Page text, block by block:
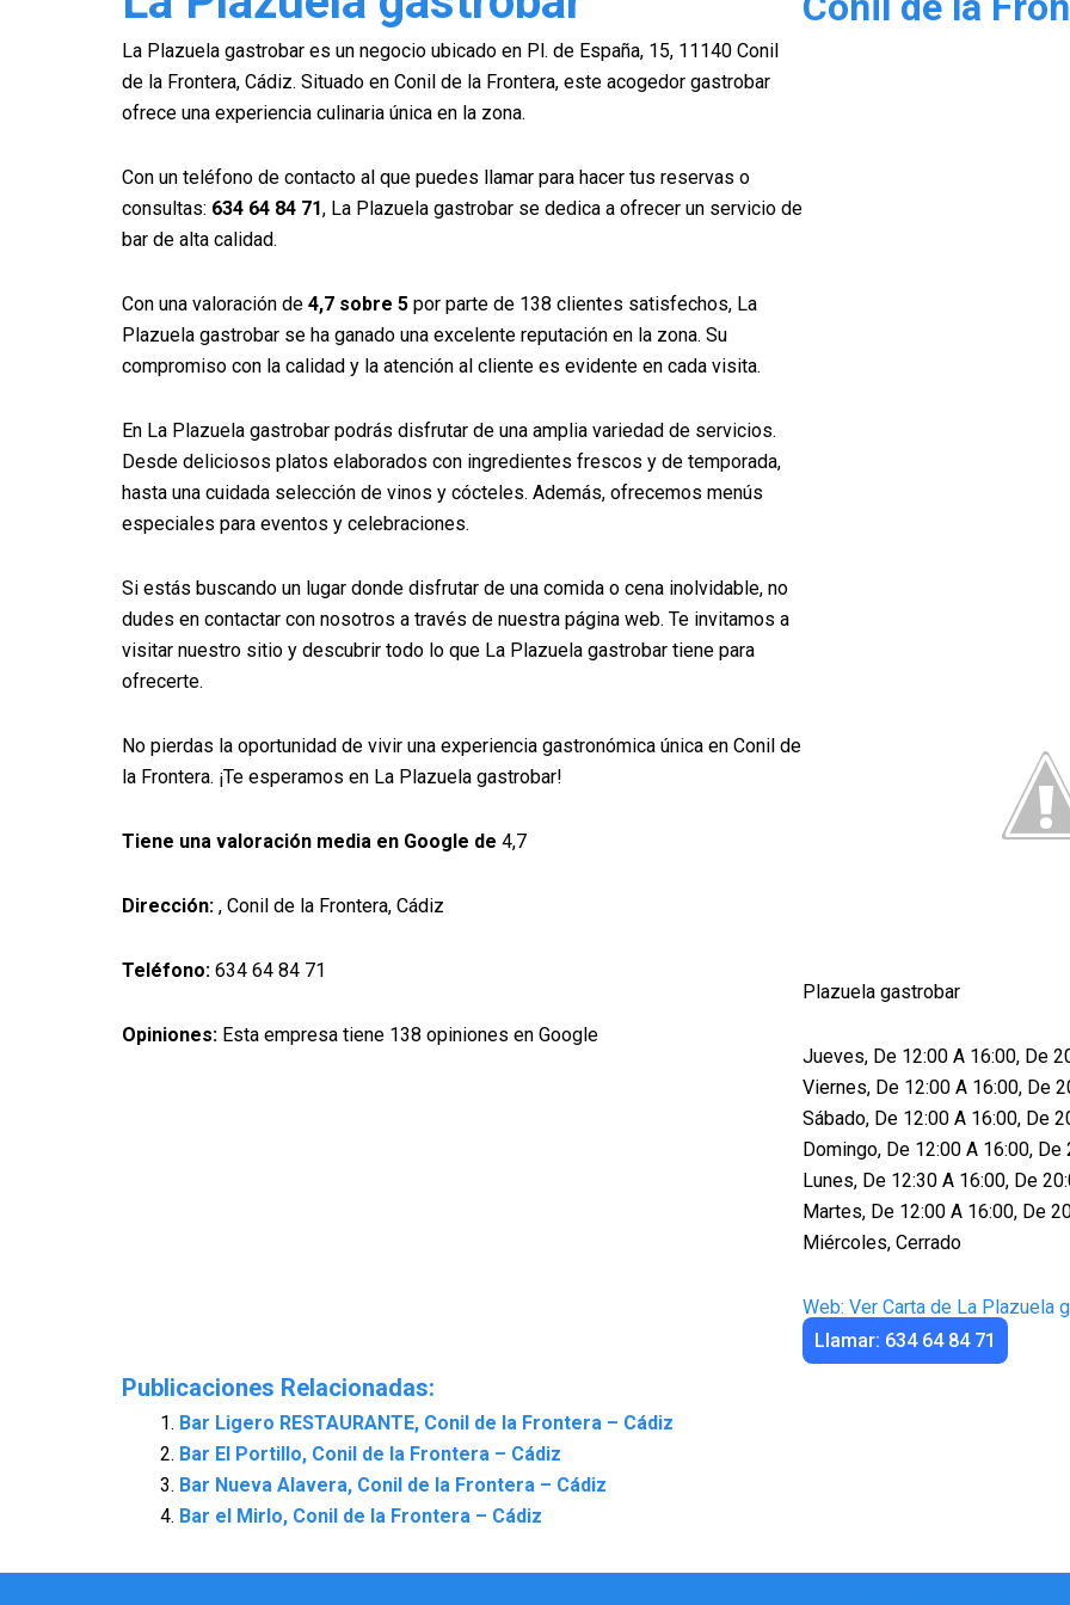
La Plazuela gastrobar es un negocio ubicado en Pl. de España, 15, 11140 Conil
de la Frontera, Cádiz. Situado en Conil de la Frontera, este acogedor gastrobar
ofrece una experiencia culinaria única en la zona.
Con un teléfono de contacto al que puedes llamar para hacer tus reservas o
consultas: 634 64 84 71, La Plazuela gastrobar se dedica a ofrecer un servicio de
bar de alta calidad.
Con una valoración de 4,7 sobre 5 por parte de 138 clientes satisfechos, La
Plazuela gastrobar se ha ganado una excelente reputación en la zona. Su
compromiso con la calidad y la atención al cliente es evidente en cada visita.
En La Plazuela gastrobar podrás disfrutar de una amplia variedad de servicios.
Desde deliciosos platos elaborados con ingredientes frescos y de temporada,
hasta una cuidada selección de vinos y cócteles. Además, ofrecemos menús
especiales para eventos y celebraciones.
Si estás buscando un lugar donde disfrutar de una comida o cena inolvidable, no
dudes en contactar con nosotros a través de nuestra página web. Te invitamos a
visitar nuestro sitio y descubrir todo lo que La Plazuela gastrobar tiene para
ofrecerte.
No pierdas la oportunidad de vivir una experiencia gastronómica única en Conil de
la Frontera. ¡Te esperamos en La Plazuela gastrobar!
Tiene una valoración media en Google de 4,7
Dirección: , Conil de la Frontera, Cádiz
Teléfono: 634 64 84 71
Opiniones: Esta empresa tiene 138 opiniones en Google
Plazuela gastrobar
Jueves, De 12:00 A 16:00, De
Viernes, De 12:00 A 16:00, De
Sábado, De 12:00 A 16:00, De
Domingo, De 12:00 A 16:00, De
Lunes, De 12:30 A 16:00, De
Martes, De 12:00 A 16:00, De
Miércoles, Cerrado
Web: Ver Carta de La Plazuela
Llamar: 634 64 84 71
Publicaciones Relacionadas:
Bar Ligero RESTAURANTE, Conil de la Frontera – Cádiz
Bar El Portillo, Conil de la Frontera – Cádiz
Bar Nueva Alavera, Conil de la Frontera – Cádiz
Bar el Mirlo, Conil de la Frontera – Cádiz